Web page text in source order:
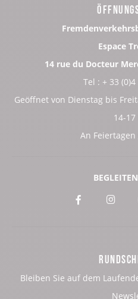
Espace
14 rue du Docteur
Tel : + 33
Geöffnet von Dienstag bis
14-
An
Voir
Facebook
Voir
Bleiben Sie auf dem